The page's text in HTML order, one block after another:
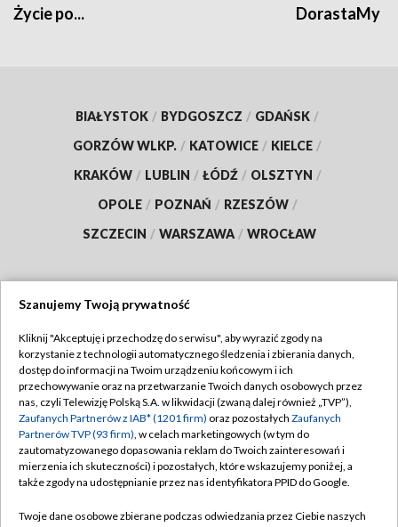
Życie po... DorastaMy
BIAŁYSTOK / BYDGOSZCZ / GDAŃSK /
GORZÓW WLKP. / KATOWICE / KIELCE /
KRAKÓW / LUBLIN / ŁÓDŹ / OLSZTYN /
OPOLE / POZNAŃ / RZESZÓW /
SZCZECIN / WARSZAWA / WROCŁAW
TVP
Abonament TVP
Emisja w TVP
Centrum informacji TVP
Naziemna Telewizja Cyfrowa
Regulamin TVP
Polityka prywatności
Moje zgody
Pomoc
Szanujemy Twoją prywatność
Kliknij "Akceptuję i przechodzę do serwisu", aby wyrazić zgody na
korzystanie z technologii automatycznego śledzenia i zbierania danych,
dostęp do informacji na Twoim urządzeniu końcowym i ich
przechowywanie oraz na przetwarzanie Twoich danych osobowych przez
nas, czyli Telewizję Polską S.A. w likwidacji (zwaną dalej również „TVP”),
Zaufanych Partnerów z IAB* (1201 firm) oraz pozostałych Zaufanych
Partnerów TVP (93 firm), w celach marketingowych (w tym do
zautomatyzowanego dopasowania reklam do Twoich zainteresowań i
mierzenia ich skuteczności) i pozostałych, które wskazujemy poniżej, a
także zgody na udostępnianie przez nas identyfikatora PPID do Google.
Twoje dane osobowe zbierane podczas odwiedzania przez Ciebie naszych